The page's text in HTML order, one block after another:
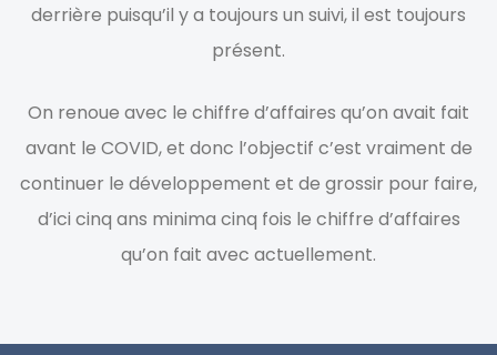
derrière puisqu’il y a toujours un suivi, il est toujours
présent.
On renoue avec le chiffre d’affaires qu’on avait fait
avant le COVID, et donc l’objectif c’est vraiment de
continuer le développement et de grossir pour faire,
d’ici cinq ans minima cinq fois le chiffre d’affaires
qu’on fait avec actuellement.